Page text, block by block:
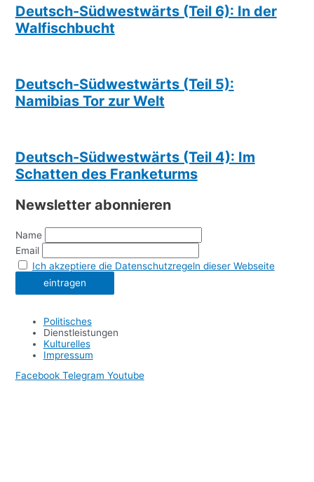
Deutsch-Südwestwärts (Teil 6): In der
Walfischbucht
Deutsch-Südwestwärts (Teil 5):
Namibias Tor zur Welt
Deutsch-Südwestwärts (Teil 4): Im
Schatten des Franketurms
Newsletter abonnieren
Name
Email
Ich akzeptiere die Datenschutzregeln dieser Webseite
Politisches
Dienstleistungen
Kulturelles
Impressum
Facebook Telegram Youtube